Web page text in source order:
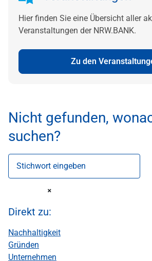
Hier finden Sie eine Übersicht aller
Veranstaltungen der NRW.BANK.
Zu den
Nicht gefunden,
suchen?
Stichwort eingeben
Direkt zu:
Nachhaltigkeit
Gründen
Unternehmen